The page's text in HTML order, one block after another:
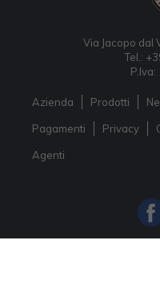
Via Jacopo dal
Tel.:
Azienda Prodotti
Pagamenti Privacy
Agenti